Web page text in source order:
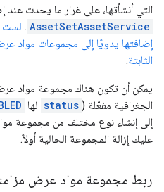
التي أنشأتها، على غرار ما يحدث عند
AssetSetAssetService
. لست
إضافتها يدويًا إلى مجموعات مواد
الثابتة.
يمكن أن تكون هناك مجموعة مواد
الجغرافية مفعّلة ( status لها
إلى إنشاء نوع مختلف من مجموعة
عليك إزالة المجموعة الحالية أولاً.
ربط مجموعة مواد عرض